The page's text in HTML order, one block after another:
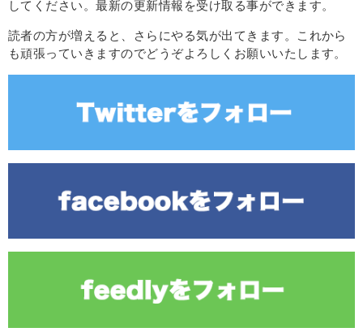
してください。最新の更新情報を受け取る事ができます。
読者の方が増えると、さらにやる気が出てきます。これから
も頑張っていきますのでどうぞよろしくお願いいたします。